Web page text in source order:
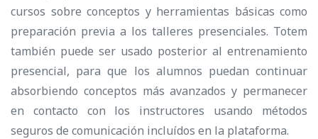
cursos sobre conceptos y herramientas básicas como
preparación previa a los talleres presenciales. Totem
también puede ser usado posterior al entrenamiento
presencial, para que los alumnos puedan continuar
absorbiendo conceptos más avanzados y permanecer
en contacto con los instructores usando métodos
seguros de comunicación incluídos en la plataforma.